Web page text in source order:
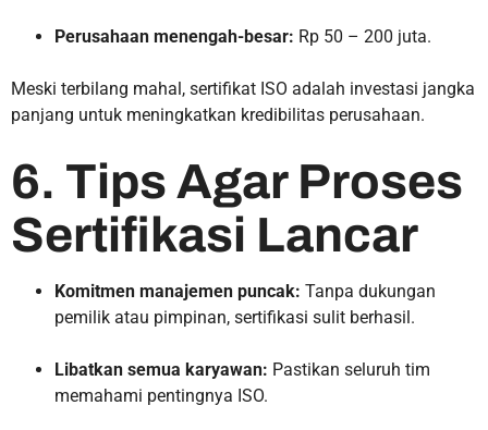
Perusahaan menengah-besar: Rp 50 – 200 juta.
Meski terbilang mahal, sertifikat ISO adalah investasi jangka
panjang untuk meningkatkan kredibilitas perusahaan.
6. Tips Agar Proses
Sertifikasi Lancar
Komitmen manajemen puncak: Tanpa dukungan
pemilik atau pimpinan, sertifikasi sulit berhasil.
Libatkan semua karyawan: Pastikan seluruh tim
memahami pentingnya ISO.